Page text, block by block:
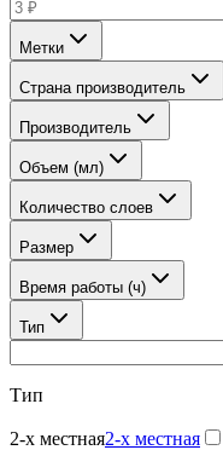
Метки
Страна производитель
Производитель
Объем (мл)
Количество слоев
Размер
Время работы (ч)
Тип
Тип
2-х местная2-х местная